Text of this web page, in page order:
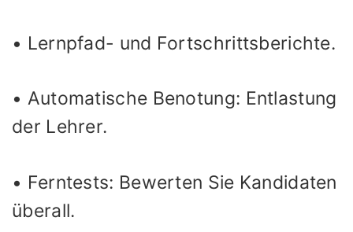
• Lernpfad- und Fortschrittsberichte.
• Automatische Benotung: Entlastung
der Lehrer.
• Ferntests: Bewerten Sie Kandidaten
überall.